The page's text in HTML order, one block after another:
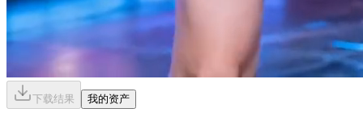
下载结果 我的资产